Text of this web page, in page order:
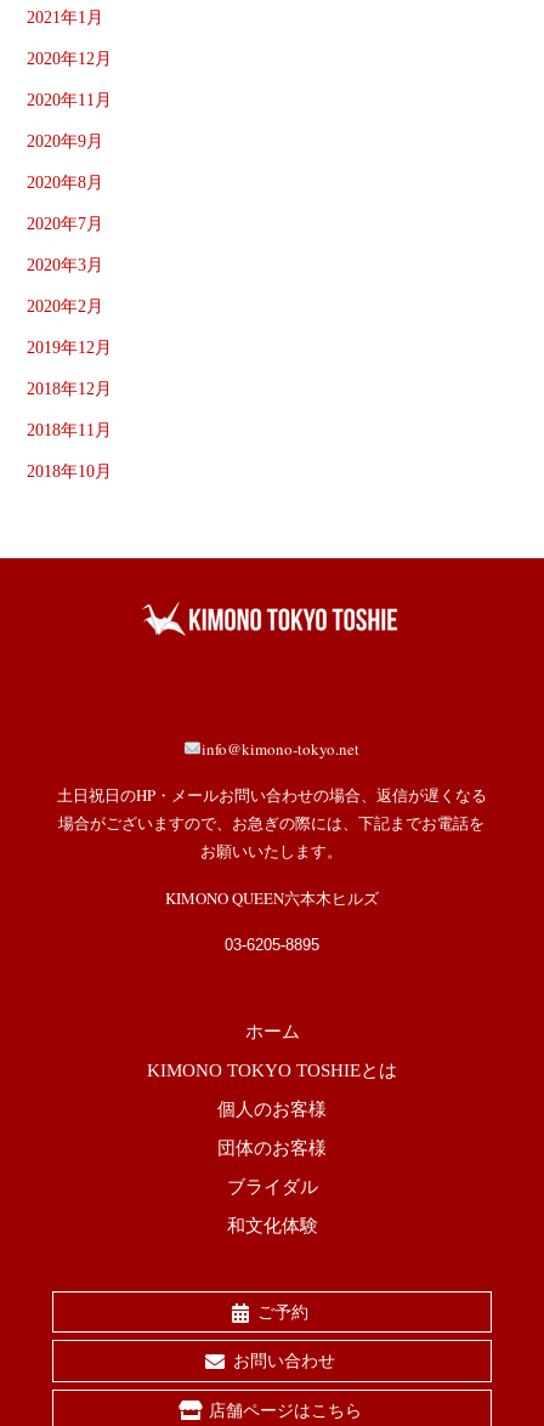
2021年1月
2020年12月
2020年11月
2020年9月
2020年8月
2020年7月
2020年3月
2020年2月
2019年12月
2018年12月
2018年11月
2018年10月
info@kimono-tokyo.net
土日祝日のHP・メールお問い合わせの場合、返信が遅くなる
場合がございますので、お急ぎの際には、下記までお電話を
お願いいたします。
KIMONO QUEEN六本木ヒルズ
03-6205-8895
ホーム
KIMONO TOKYO TOSHIEとは
個人のお客様
団体のお客様
ブライダル
和文化体験
ご予約
お問い合わせ
店舗ページはこちら